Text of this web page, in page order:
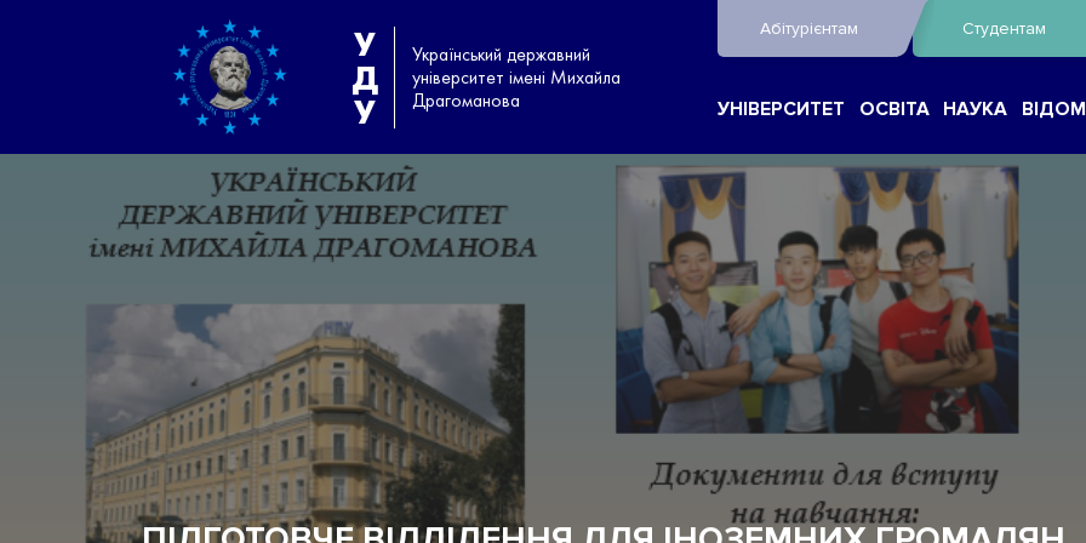
У
Д
У
Український державний
університет імені Михайла
Драгоманова
Абітурієнтам Студентам
УНІВЕРСИТЕТ ОСВІТА НАУКА